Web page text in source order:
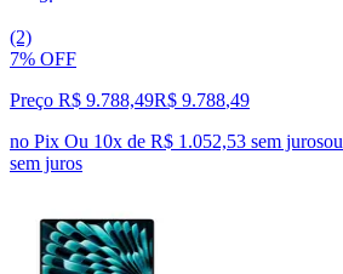
(2)
7% OFF
Preço R$ 9.788,49R$ 9.788,49
no Pix Ou 10x de R$ 1.052,53 sem jurosou
sem juros